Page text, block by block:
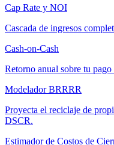
Cap Rate y NOI
Cascada de ingresos
Cash-on-Cash
Retorno anual sobre tu
Modelador BRRRR
Proyecta el reciclaje de
DSCR.
Estimador de Costos de